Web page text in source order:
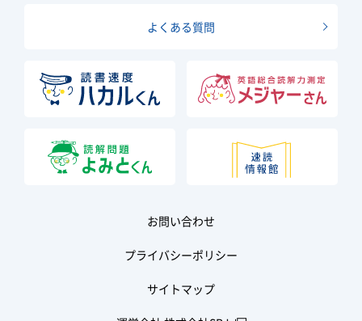
よくある質問
お問い合わせ
プライバシーポリシー
サイトマップ